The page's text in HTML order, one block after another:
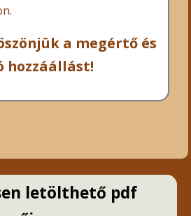
a megértő és
hozzáállást!
letölthető pdf